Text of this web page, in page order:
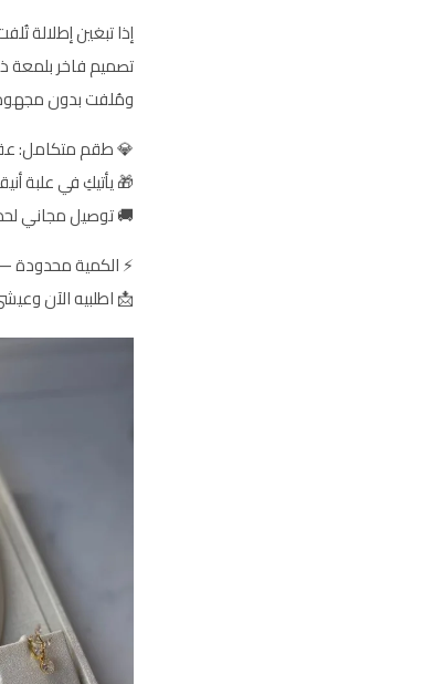
إذا تبغين إطلالة
تصميم فاخر بلمعة
ومُلفت بدون
💎 طقم متكامل:
🎁 يأتيكِ في علبة
🚚 توصيل مجاني
⚡ الكمية محدودة
📩 اطلبيه الآن